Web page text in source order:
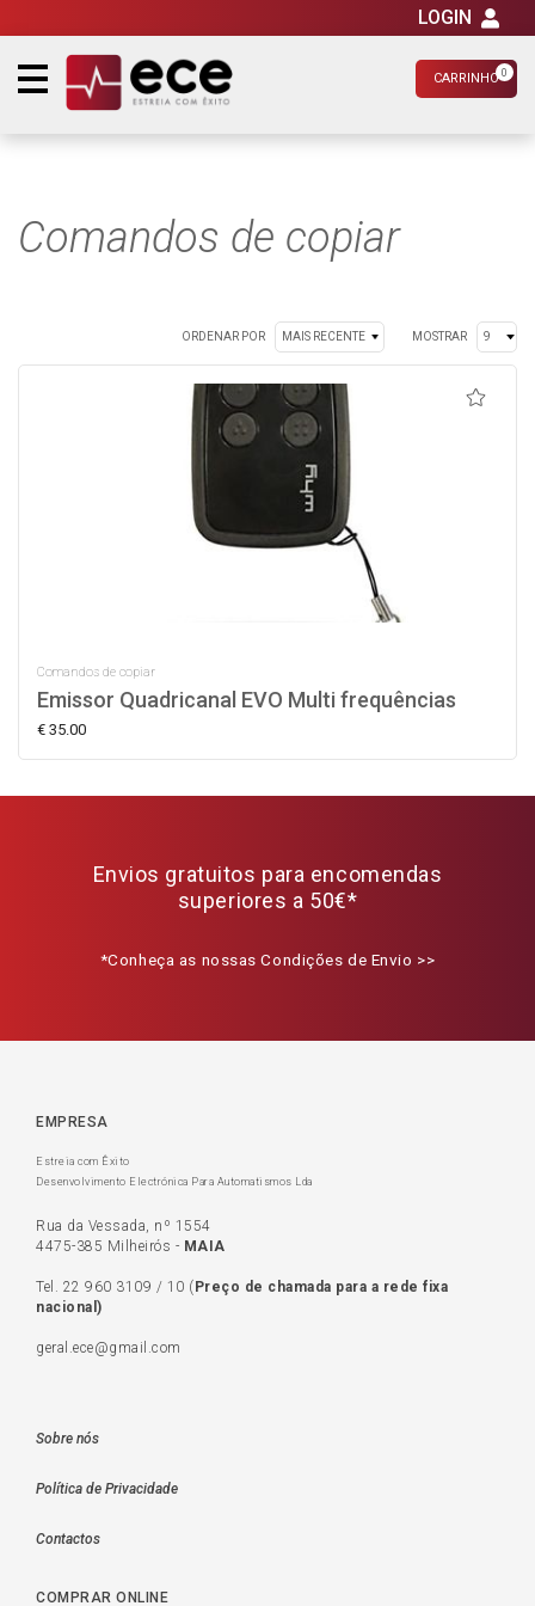
CARRINHO 0
LOGIN
Comandos de copiar
ORDENAR POR MOSTRAR
Comandos de copiar
Emissor Quadricanal EVO Multi frequências
€ 35.00
Envios gratuitos para encomendas
superiores a 50€*
*Conheça as nossas Condições de Envio >>
EMPRESA
Estreia com Êxito
Desenvolvimento Electrónica Para Automatismos Lda
Rua da Vessada, nº 1554
4475-385 Milheirós - MAIA
Tel. 22 960 3109 / 10 ( Preço de c hamada para a rede fixa
nacional)
geral.ece@gmail.com
Sobre nós
Política de Privacidade
Contactos
COMPRAR ONLINE